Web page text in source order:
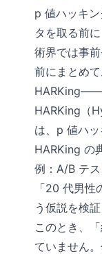
p 値ハッキ
タを取る前
術界では事
前にまとめ
HARKing——
HARKing（
は、p 値ハッ
HARKing の
例：A/B テ
「20 代男
う仮説を検
このとき、
ていません